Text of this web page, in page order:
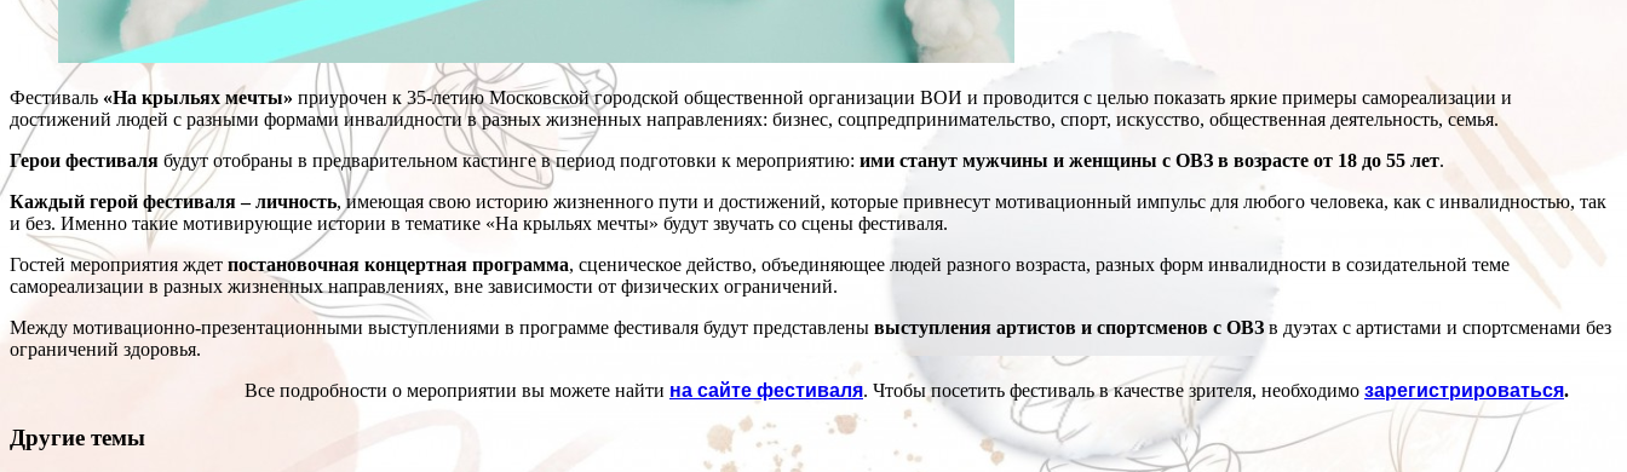
Фестиваль «На крыльях мечты» приурочен к 35-летию Московской городской общественной организации ВОИ и проводится с целью показать яркие примеры самореализации и
достижений людей с разными формами инвалидности в разных жизненных направлениях: бизнес, соцпредпринимательство, спорт, искусство, общественная деятельность, семья.
Герои фестиваля будут отобраны в предварительном кастинге в период подготовки к мероприятию: ими станут мужчины и женщины с ОВЗ в возрасте от 18 до 55 лет.
Каждый герой фестиваля – личность, имеющая свою историю жизненного пути и достижений, которые привнесут мотивационный импульс для любого человека, как с инвалидностью, так
и без. Именно такие мотивирующие истории в тематике «На крыльях мечты» будут звучать со сцены фестиваля.
Гостей мероприятия ждет постановочная концертная программа, сценическое действо, объединяющее людей разного возраста, разных форм инвалидности в созидательной теме
самореализации в разных жизненных направлениях, вне зависимости от физических ограничений.
Между мотивационно-презентационными выступлениями в программе фестиваля будут представлены выступления артистов и спортсменов с ОВЗ в дуэтах с артистами и спортсменами без
ограничений здоровья.
Все подробности о мероприятии вы можете найти на сайте фестиваля. Чтобы посетить фестиваль в качестве зрителя, необходимо зарегистрироваться.
Другие темы